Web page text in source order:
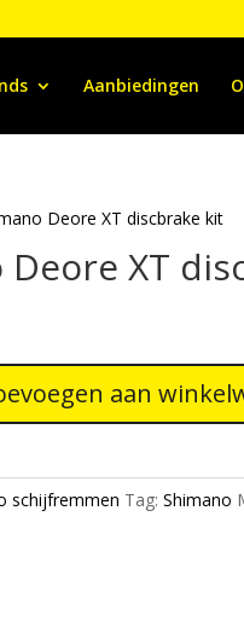
Aanbiedingen
Deore XT discbrake kit
Deore XT
aan
schijfremmen Tag: Shimano